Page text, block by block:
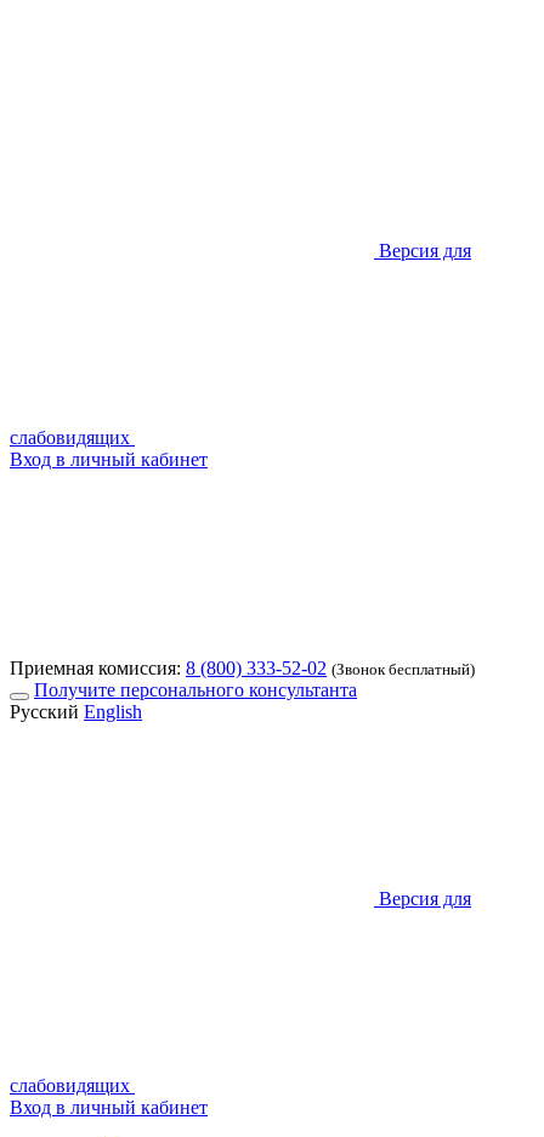
Версия для
слабовидящих
Вход в личный кабинет
Приемная комиссия: 8 (800) 333-52-02 (Звонок бесплатный)
Получите персонального консультанта
Русский English
Версия для
слабовидящих
Вход в личный кабинет